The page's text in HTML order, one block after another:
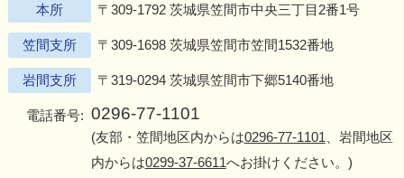
本所 〒309-1792 茨城県笠間市中央三丁目2番1号
笠間支所 〒309-1698 茨城県笠間市笠間1532番地
岩間支所 〒319-0294 茨城県笠間市下郷5140番地
電話番号: 0296-77-1101
(友部・笠間地区内からは0296-77-1101 、岩間地区
内からは0299-37-6611へお掛けください。)